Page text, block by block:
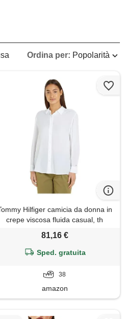
Ordina per: Popolarità
Hilfiger camicia da donna in
crepe viscosa fluida casual, th
bianco ottico, 70
81,16 €
Sped. gratuita
38
amazon